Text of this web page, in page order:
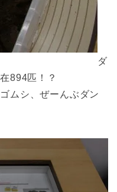
ダ
894匹！？
ムシ、ぜーんぶダン